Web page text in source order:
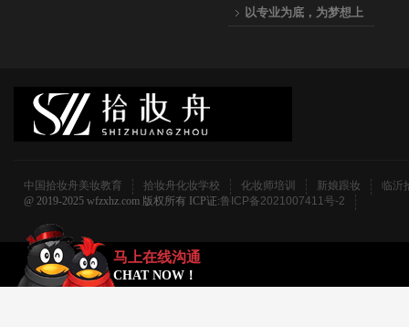
之路的起航站
与我们一起，成为点亮
以专业为底，为梦想上
中国拾妆舟美妆教育 拾妆舟化妆学校 化妆师培训 新娘跟妆
临沂
@ 2019-2025 wfzxhz.com 版权所有 ICP证:鲁ICP备2021007411号-2
马上在线沟通
CHAT NOW！